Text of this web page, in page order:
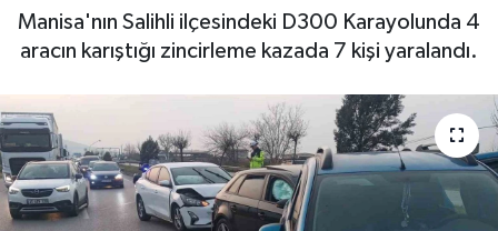
Manisa'nın Salihli ilçesindeki D300 Karayolunda 4
aracın karıştığı zincirleme kazada 7 kişi yaralandı.
Son Dakika Haberleri